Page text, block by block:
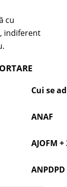
cu
, indiferent
Cui se
ANAF
AJOFM
ANPDPD